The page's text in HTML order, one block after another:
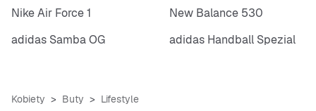
Nike Air Force 1
New Balance 530
adidas Samba OG
adidas Handball Spezial
Kobiety Buty Lifestyle